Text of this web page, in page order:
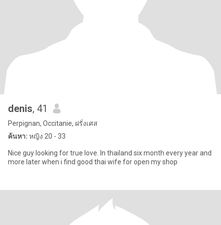
denis, 41
Perpignan, Occitanie, ฝรั่งเศส
ค้นหา: หญิง 20 - 33
Nice guy looking for true love. In thailand six month every year and
more later when i find good thai wife for open my shop